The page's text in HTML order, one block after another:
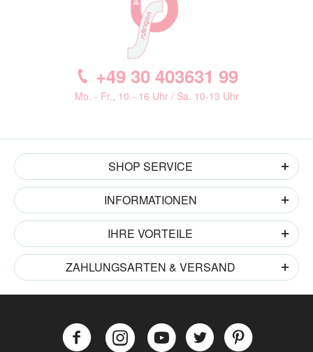
+49 30 403631 99
Mo. - Fr., 10 - 16 Uhr / Sa. 10-13 Uhr
SHOP SERVICE
INFORMATIONEN
IHRE VORTEILE
ZAHLUNGSARTEN & VERSAND